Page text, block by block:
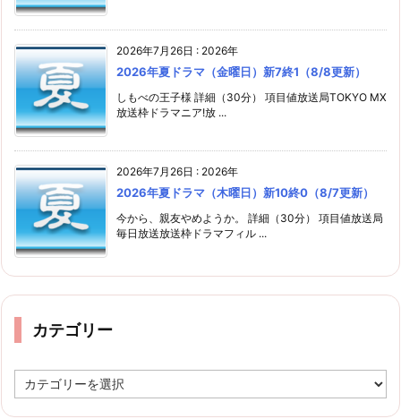
2026年7月26日 : 2026年
2026年夏ドラマ（金曜日）新7終1（8/8更新）
しもべの王子様 詳細（30分） 項目値放送局TOKYO MX
放送枠ドラマニア!放 ...
2026年7月26日 : 2026年
2026年夏ドラマ（木曜日）新10終0（8/7更新）
今から、親友やめようか。 詳細（30分） 項目値放送局
毎日放送放送枠ドラマフィル ...
カテゴリー
テ